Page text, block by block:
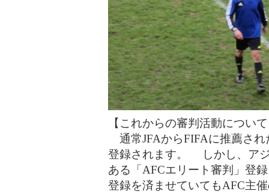
【これからの審判活動につい
通常JFAからFIFAに推薦さ
登録されます。 しかし、ア
ある「AFCエリート審判」登
登録を済ませていてもAFC主